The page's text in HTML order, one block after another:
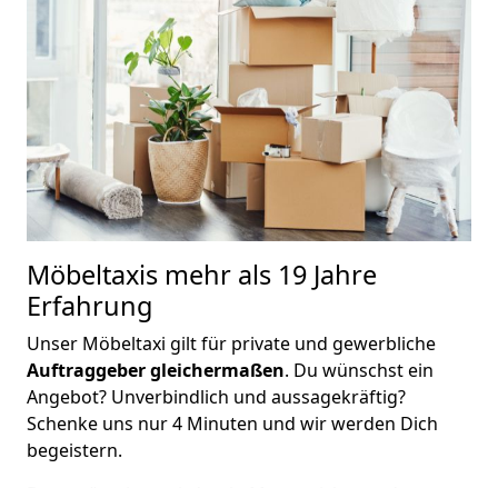
Möbeltaxis mehr als 19 Jahre
Erfahrung
Unser Möbeltaxi gilt für private und gewerbliche
Auftraggeber gleichermaßen. Du wünschst ein
Angebot? Unverbindlich und aussagekräftig?
Schenke uns nur 4 Minuten und wir werden Dich
begeistern.